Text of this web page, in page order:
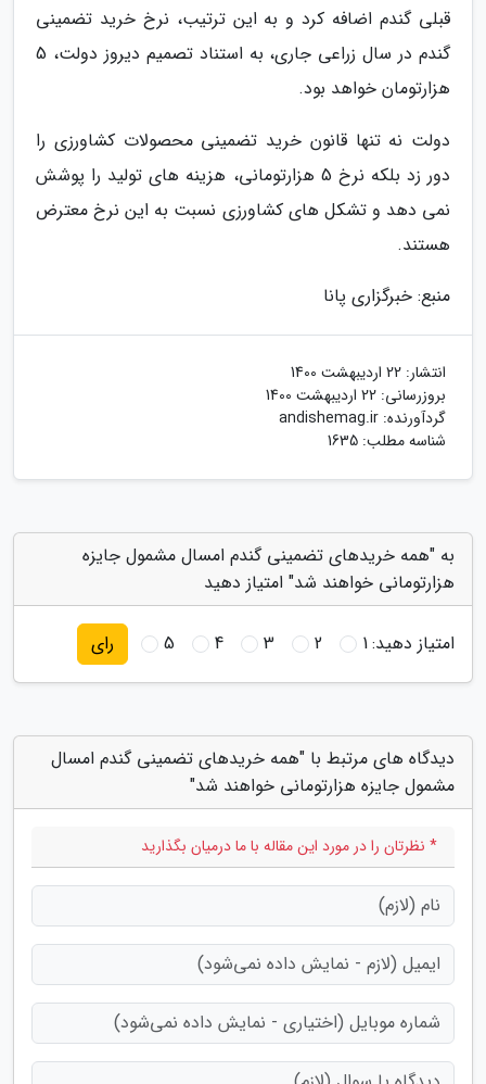
قبلی گندم اضافه کرد و به این ترتیب، نرخ خرید تضمینی
گندم در سال زراعی جاری، به استناد تصمیم دیروز دولت، 5
هزارتومان خواهد بود.
دولت نه تنها قانون خرید تضمینی محصولات کشاورزی را
دور زد بلکه نرخ 5 هزارتومانی، هزینه های تولید را پوشش
نمی دهد و تشکل های کشاورزی نسبت به این نرخ معترض
هستند.
منبع: خبرگزاری پانا
انتشار: 22 اردیبهشت 1400
بروزرسانی: 22 اردیبهشت 1400
گردآورنده: andishemag.ir
شناسه مطلب: 1635
به "همه خریدهای تضمینی گندم امسال مشمول جایزه
هزارتومانی خواهند شد" امتیاز دهید
امتیاز دهید:1
2
3
4
5 رای
دیدگاه های مرتبط با "همه خریدهای تضمینی گندم امسال
مشمول جایزه هزارتومانی خواهند شد"
* نظرتان را در مورد این مقاله با ما درمیان بگذارید